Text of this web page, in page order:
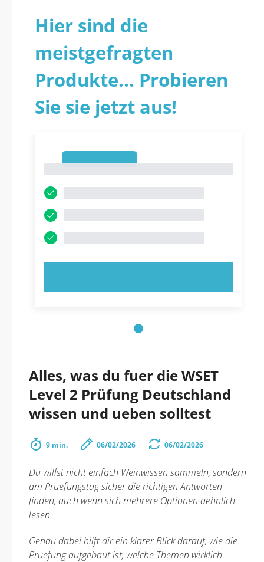
Hier sind die
meistgefragten
Produkte... Probieren
Sie sie jetzt aus!
Alles, was du fuer die WSET
Level 2 Prüfung Deutschland
wissen und ueben solltest
9 min. 06/02/2026 06/02/2026
Du willst nicht einfach Weinwissen sammeln, sondern
am Pruefungstag sicher die richtigen Antworten
finden, auch wenn sich mehrere Optionen aehnlich
lesen.
Genau dabei hilft dir ein klarer Blick darauf, wie die
Pruefung aufgebaut ist, welche Themen wirklich